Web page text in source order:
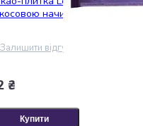
начинкою Deby 90 г
Залишити відгук
₴
Купити